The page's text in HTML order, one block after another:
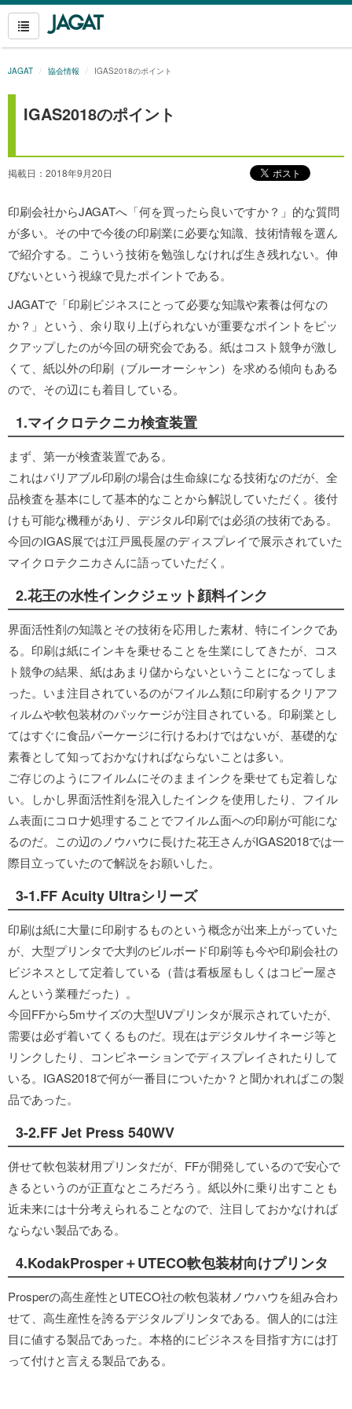
JAGAT 協会情報 IGAS2018のポイント
IGAS2018のポイント
掲載日：2018年9月20日
印刷会社からJAGATへ「何を買ったら良いですか？」的な質問
が多い。その中で今後の印刷業に必要な知識、技術情報を選ん
で紹介する。 こういう技術を勉強しなければ生き残れない。伸
びないという視線で見たポイントである。
JAGATで「印刷ビジネスにとって必要な知識や素養は何なの
か？」という、余り取り上げられないが重要なポイントをピッ
クアップしたのが今回の研究会である。紙はコスト競争が激し
くて、紙以外の印刷（ブルーオーシャン）を求める傾向もある
ので、その辺にも着目している。
1.マイクロテクニカ検査装置
まず、第一が検査装置である。
これはバリアブル印刷の場合は生命線になる技術なのだが、全
品検査を基本にして基本的なことから解説していただく。後付
けも可能な機種があり、デジタル印刷では必須の技術である。
今回のIGAS展では江戸風長屋のディスプレイで展示されていた
マイクロテクニカさんに語っていただく。
2.花王の水性インクジェット顔料インク
界面活性剤の知識とその技術を応用した素材、特にインクであ
る。印刷は紙にインキを乗せることを生業にしてきたが、コス
ト競争の結果、紙はあまり儲からないということになってしま
った。いま注目されているのがフイルム類に印刷するクリアフ
ィルムや軟包装材のパッケージが注目されている。印刷業とし
てはすぐに食品パーケージに行けるわけではないが、基礎的な
素養として知っておかなければならないことは多い。
ご存じのようにフイルムにそのままインクを乗せても定着しな
い。しかし界面活性剤を混入したインクを使用したり、フイル
ム表面にコロナ処理することでフイルム面への印刷が可能にな
るのだ。この辺のノウハウに長けた花王さんがIGAS2018では一
際目立っていたので解説をお願いした。
3-1.FF Acuity Ultraシリーズ
印刷は紙に大量に印刷するものという概念が出来上がっていた
が、大型プリンタで大判のビルボード印刷等も今や印刷会社の
ビジネスとして定着している（昔は看板屋もしくはコピー屋さ
んという業種だった）。
今回FFから5mサイズの大型UVプリンタが展示されていたが、
需要は必ず着いてくるものだ。現在はデジタルサイネージ等と
リンクしたり、コンビネーションでディスプレイされたりして
いる。IGAS2018で何が一番目についたか？と聞かれればこの製
品であった。
3-2.FF Jet Press 540WV
併せて軟包装材用プリンタだが、FFが開発しているので安心で
きるというのが正直なところだろう。紙以外に乗り出すことも
近未来には十分考えられることなので、注目しておかなければ
ならない製品である。
4.KodakProsper＋UTECO軟包装材向けプリンタ
Prosperの高生産性とUTECO社の軟包装材ノウハウを組み合わ
せて、高生産性を誇るデジタルプリンタである。個人的には注
目に値する製品であった。本格的にビジネスを目指す方には打
って付けと言える製品である。